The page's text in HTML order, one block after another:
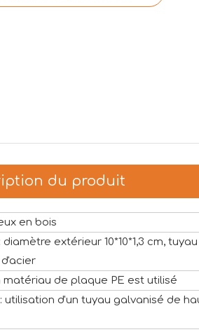
du produit
en bois
extérieur 10*10*1,3 cm,
matériau de plaque PE est utilisé
utilisation d'un tuyau galvanisé de